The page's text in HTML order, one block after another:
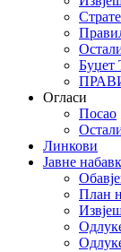
Буџет
Огласи
Посао
Линкови
Јавне
План